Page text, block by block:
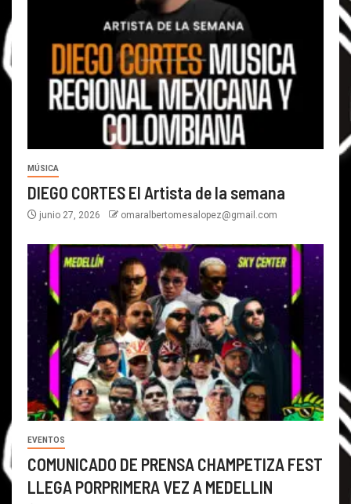
MÚSICA
DIEGO CORTES El Artista de la semana
junio 27, 2026 omaralbertomesalopez@gmail.com
EVENTOS
COMUNICADO DE PRENSA CHAMPETIZA FEST
LLEGA PORPRIMERA VEZ A MEDELLIN